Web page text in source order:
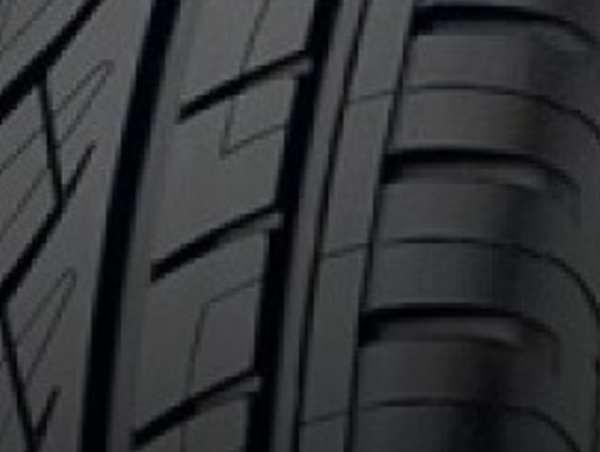
le CONTICROSS CONTACT UHP